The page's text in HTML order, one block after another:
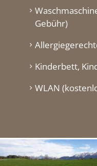
Gebühr)
Kinderbett,
WLAN